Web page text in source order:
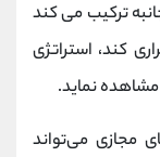
ترکیب می کند
کند، استراتژی
مشاهده نماید.
مجازی می‌تواند